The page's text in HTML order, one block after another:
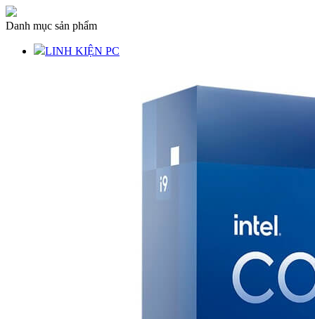
Danh mục sản phẩm
LINH KIỆN PC